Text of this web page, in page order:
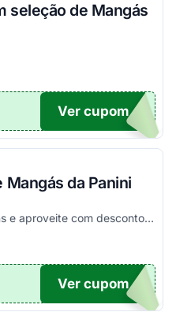
seleção de Mangás
20
Ver cupom
da Panini
Garanta as melhores vantagens e aproveite com descontos simplesmente incríveis!
NGAS
Ver cupom